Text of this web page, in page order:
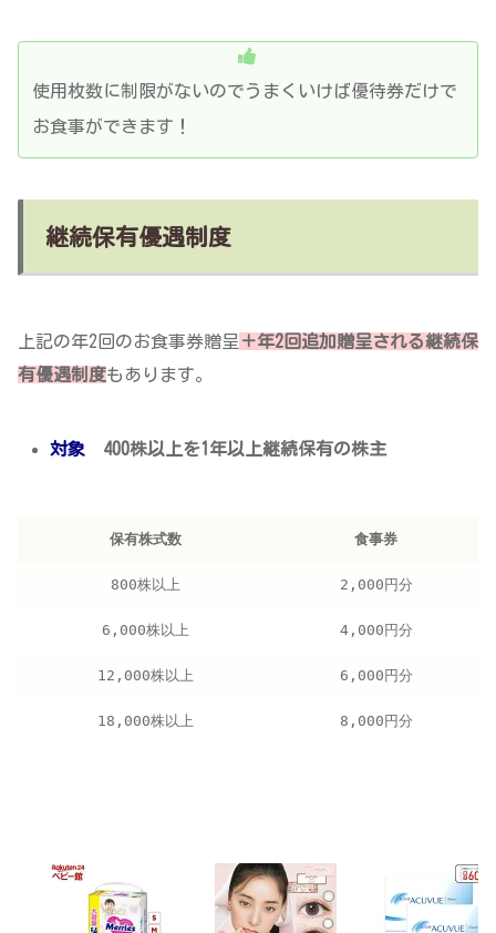
使用枚数に制限がないのでうまくいけば優待券だけで
お食事ができます！
継続保有優遇制度
上記の年2回のお食事券贈呈 ＋年2回追加贈呈される継続保
有優遇制度もあります。
対象 400株以上を1年以上継続保有の株主
保有株式数 食事券
800株以上 2,000円分
6,000株以上 4,000円分
12,000株以上 6,000円分
18,000株以上 8,000円分